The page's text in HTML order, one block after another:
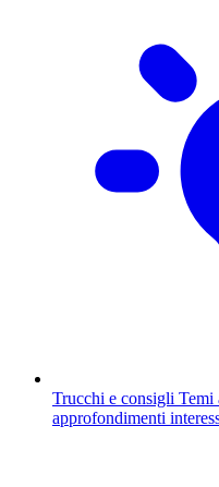
Trucchi e consigli Temi
approfondimenti